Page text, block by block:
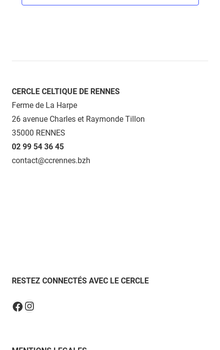
CERCLE CELTIQUE DE RENNES
Ferme de La Harpe
26 avenue Charles et Raymonde Tillon
35000 RENNES
02 99 54 36 45
contact@ccrennes.bzh
RESTEZ CONNECTÉS AVEC LE CERCLE
Facebook
Instagram